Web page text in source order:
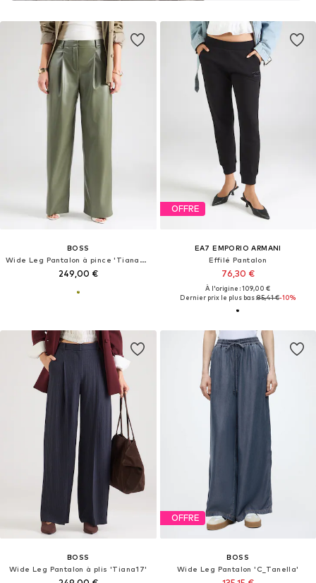
BOSS
Wide Leg Pantalon à pince 'Tiana4-M'
249,00 €
OFFRE
EA7 EMPORIO ARMANI
Effilé Pantalon
76,30 €
À l'origine : 109,00 €
Dernier prix le plus bas :85,41 €-10%
BOSS
Wide Leg Pantalon à plis 'Tiana17'
OFFRE
BOSS
Wide Leg Pantalon 'C_Tanella'